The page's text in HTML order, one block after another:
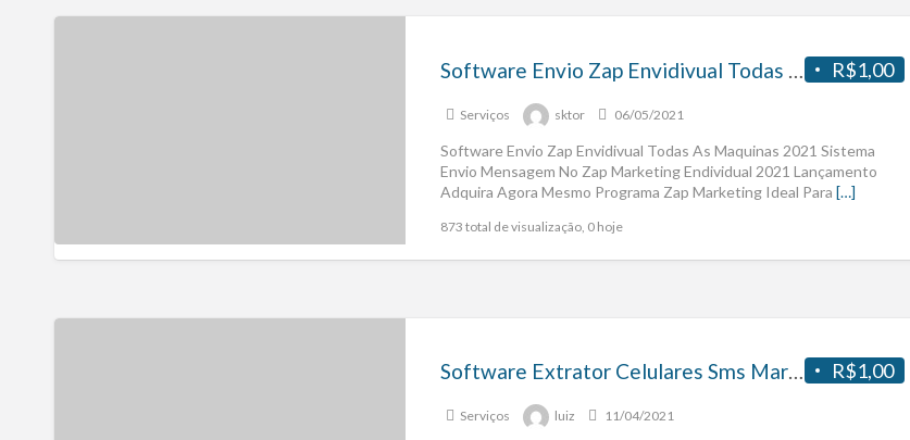
R$1,00
Serviços sktor 06/05/2021
Software Envio Zap Envidivual Todas As Maquinas 2021 Sistema
Envio Mensagem No Zap Marketing Endividual 2021 Lançamento
Adquira Agora Mesmo Programa Zap Marketing Ideal Para […]
873 total de visualização, 0 hoje
R$1,00
Software Extrator Celulares Sms Marketing
Serviços luiz 11/04/2021